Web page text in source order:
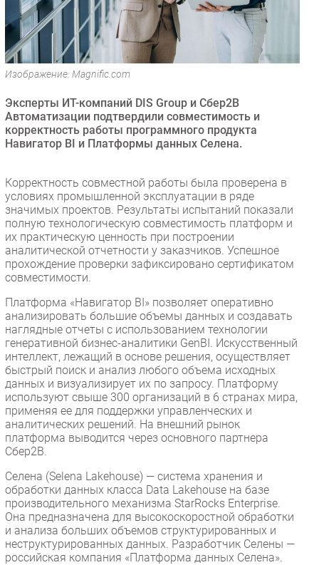
Безопасность
Инновации
CIO/Управление ИТ
Гаджеты
Здоровье
РАЗДЕЛЫ
Аналитика
Интервью
Мероприятия
Проекты
IT класс
Каталог компаний
Изображение: Magnific.com
Эксперты ИТ-компаний DIS Group и Сбер2В
Автоматизации подтвердили совместимость и
корректность работы программного продукта
Навигатор BI и Платформы данных Селена.
Корректность совместной работы была проверена в
условиях промышленной эксплуатации в ряде
значимых проектов. Результаты испытаний показали
полную технологическую совместимость платформ и
их практическую ценность при построении
аналитической отчетности у заказчиков. Успешное
прохождение проверки зафиксировано сертификатом
совместимости.
Платформа «Навигатор BI» позволяет оперативно
анализировать большие объемы данных и создавать
наглядные отчеты с использованием технологии
генеративной бизнес-аналитики GenBI. Искусственный
интеллект, лежащий в основе решения, осуществляет
быстрый поиск и анализ любого объема исходных
данных и визуализирует их по запросу. Платформу
используют свыше 300 организаций в 6 странах мира,
применяя ее для поддержки управленческих и
аналитических решений. На внешний рынок
платформа выводится через основного партнера
Сбер2B.
Селена (Selena Lakehouse) — система хранения и
обработки данных класса Data Lakehouse на базе
производительного механизма StarRocks Enterprise.
Она предназначена для высокоскоростной обработки
и анализа больших объемов структурированных и
неструктурированных данных. Разработчик Селены —
российская компания «Платформа данных Селена».